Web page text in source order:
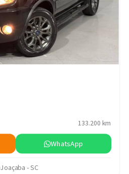
133.200 km
WhatsApp
Joaçaba - SC